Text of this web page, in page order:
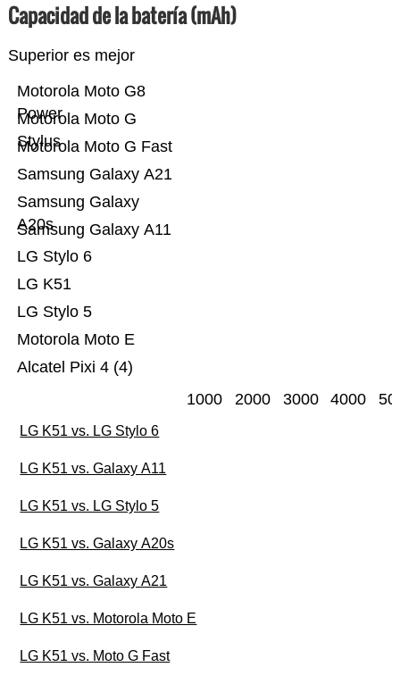
Capacidad de la batería (mAh)
Superior es mejor
Alcatel Pixi 4 (4)
Motorola Moto E
LG Stylo 5
LG K51
LG Stylo 6
Samsung Galaxy A11
Samsung Galaxy
A20s
Samsung Galaxy A21
Motorola Moto G Fast
Motorola Moto G
Stylus
Motorola Moto G8
Power
1000 2000 3000 4000
LG K51 vs. LG Stylo 6
LG K51 vs. Galaxy A11
LG K51 vs. LG Stylo 5
LG K51 vs. Galaxy A20s
LG K51 vs. Galaxy A21
LG K51 vs. Motorola Moto E
LG K51 vs. Moto G Fast